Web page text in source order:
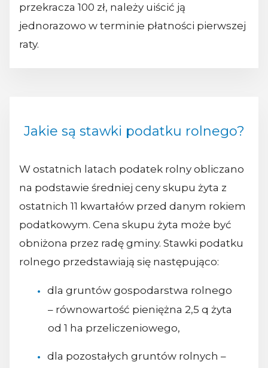
przekracza 100 zł, należy uiścić ją
jednorazowo w terminie płatności pierwszej
raty.
Jakie są stawki podatku rolnego?
W ostatnich latach podatek rolny obliczano
na podstawie średniej ceny skupu żyta z
ostatnich 11 kwartałów przed danym rokiem
podatkowym. Cena skupu żyta może być
obniżona przez radę gminy. Stawki podatku
rolnego przedstawiają się następująco:
dla gruntów gospodarstwa rolnego
– równowartość pieniężna 2,5 q żyta
od 1 ha przeliczeniowego,
dla pozostałych gruntów rolnych –